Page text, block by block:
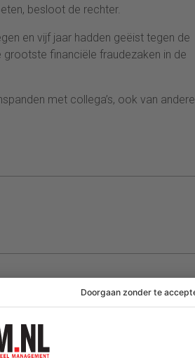
besloot de rechter.
en vijf jaar hadden geëist tegen de
financiële fraudezaken in de
met collega’s, ook van andere